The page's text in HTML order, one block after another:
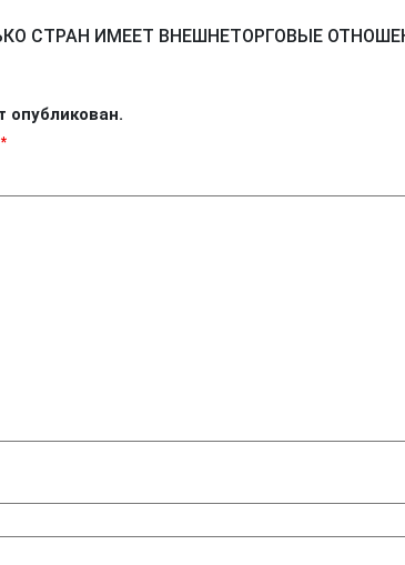
СТРАН ИМЕЕТ ВНЕШНЕТОРГОВЫЕ
опубликован.
*